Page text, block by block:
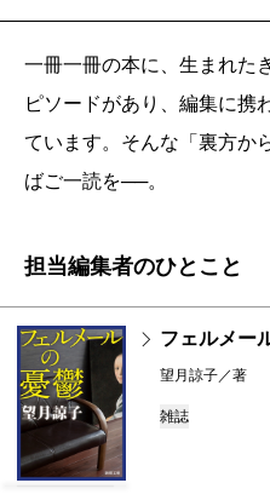
一冊一冊の本に、生まれた
ピソードがあり、編集に携
ています。そんな「裏方か
ばご一読を──。
担当編集者のひとこと
フェルメー
望月諒子／著
雑誌